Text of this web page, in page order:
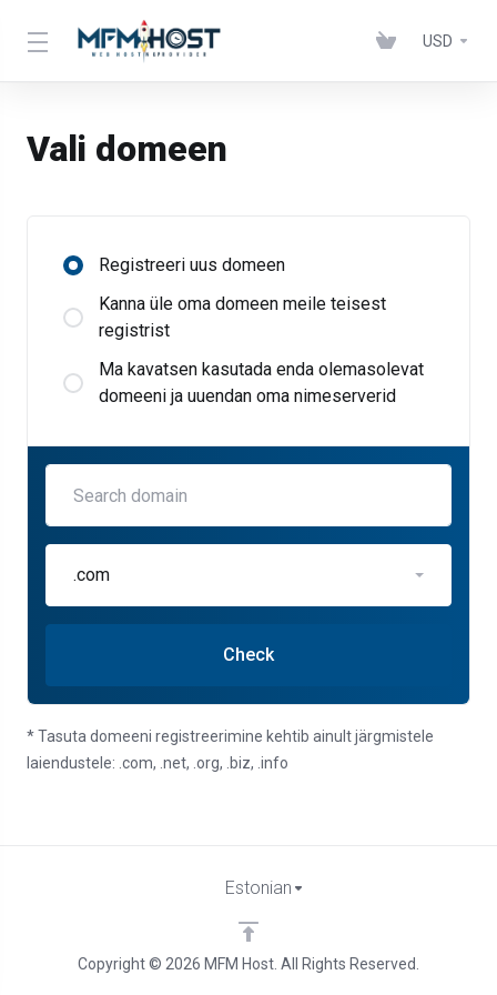
USD
Vali domeen
Registreeri uus domeen
Kanna üle oma domeen meile teisest
registrist
Ma kavatsen kasutada enda olemasolevat
domeeni ja uuendan oma nimeserverid
.com
Check
* Tasuta domeeni registreerimine kehtib ainult järgmistele
laiendustele: .com, .net, .org, .biz, .info
Copyright © 2026 MFM Host. All Rights Reserved.
Estonian